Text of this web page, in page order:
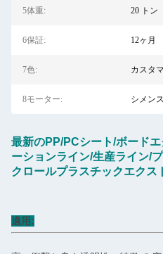
5体重: 20 トン
6保証: 12ヶ月
7色: カスタ
8モーター: シメンス
最新のPP/PCシート/ボード
ーションライン/生産ライン/
クロールプラスチックエクス
適用: